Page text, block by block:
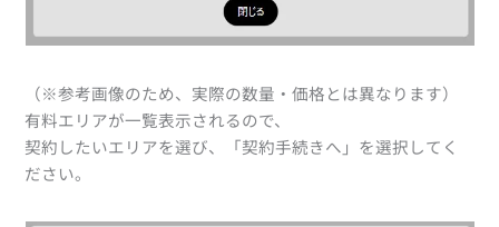
（※参考画像のため、実際の数量・価格とは異なります）
有料エリアが一覧表示されるので、
契約したいエリアを選び、「契約手続きへ」を選択してく
ださい。